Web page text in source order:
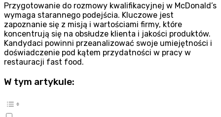
Przygotowanie do rozmowy kwalifikacyjnej w McDonald’s
wymaga starannego podejścia. Kluczowe jest
zapoznanie się z misją i wartościami firmy, które
koncentrują się na obsłudze klienta i jakości produktów.
Kandydaci powinni przeanalizować swoje umiejętności i
doświadczenie pod kątem przydatności w pracy w
restauracji fast food.
W tym artykule: